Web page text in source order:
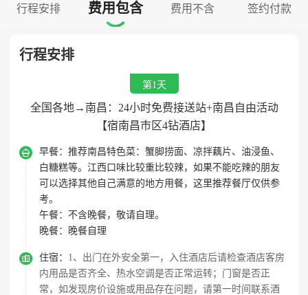
行程安排 费用包含 费用不含 签约付款

行程安排
第1天
全国各地→南昌：24小时免费接送站+南昌自由活动
【宿南昌市区4钻酒店】
 早餐： 推荐南昌特色菜：蟹脚捞面、凉拌藕片、油浸鱼、
白糖糕等。江西口味比较重比较辣，如果不能吃辣的朋友
可以选择其他自己满意的地方用餐，这里推荐餐厅仅供参
考。
午餐： 不含晚餐，敬请自理。
晚餐：
晚餐自理
 住宿： 1、出门在外安全第一，入住酒店后请检查酒店客房
内用品是否齐全、热水空调是否正常运转；门窗是否正
常，如发现房价设施或用品存在问题，请第一时间联系酒